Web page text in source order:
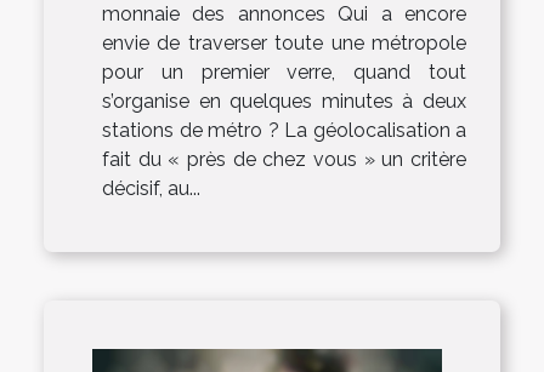
monnaie des annonces Qui a encore
envie de traverser toute une métropole
pour un premier verre, quand tout
s’organise en quelques minutes à deux
stations de métro ? La géolocalisation a
fait du « près de chez vous » un critère
décisif, au...